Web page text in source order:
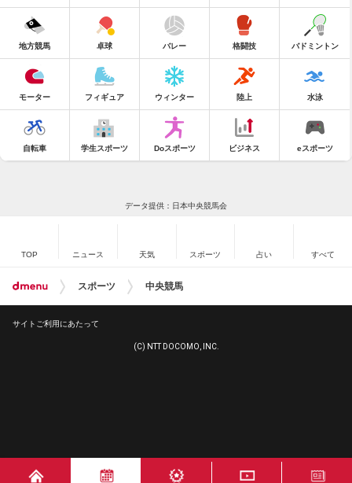
地方競馬 卓球 バレー 格闘技 バドミントン
モーター フィギュア ウィンター 陸上 水泳
自転車 学生スポーツ Doスポーツ ビジネス eスポーツ
データ提供：日本中央競馬会
TOP ニュース 天気 スポーツ 占い すべて
スポーツ 中央競馬
サイトご利用にあたって
(C) NTT DOCOMO, INC.